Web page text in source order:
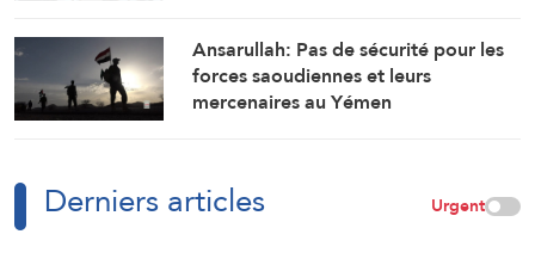
Ansarullah: Pas de sécurité pour les
forces saoudiennes et leurs
mercenaires au Yémen
Derniers articles Urgent